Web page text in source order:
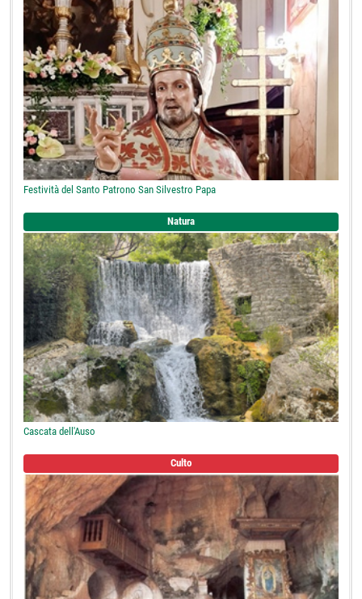
Festività del Santo Patrono San Silvestro Papa
Natura
Cascata dell'Auso
Culto